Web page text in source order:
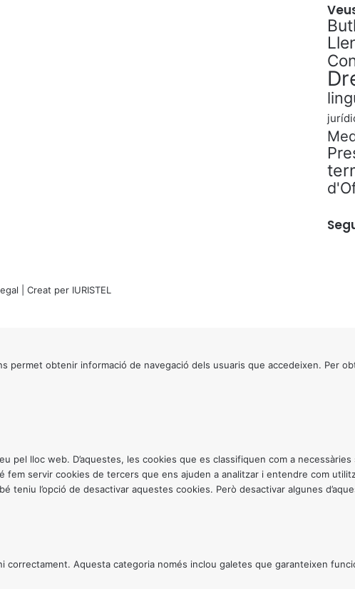
| Creat per IURISTEL
obtenir informació de navegació dels usuaris que accedeixen. Per
lloc web. D’aquestes, les cookies que es classifiquen com a necessàries
servir cookies de tercers que ens ajuden a analitzar i entendre com
teniu l’opció de desactivar aquestes cookies. Però desactivar algunes
Aquesta categoria només inclou galetes que garanteixen